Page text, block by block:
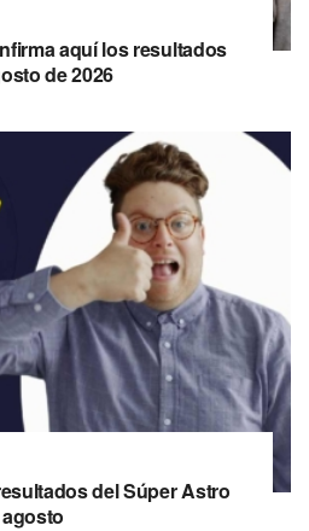
aquí los resultados
de 2026
del Súper Astro